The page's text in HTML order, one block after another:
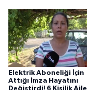
Elektrik Aboneliği İçin
Attığı İmza Hayatını